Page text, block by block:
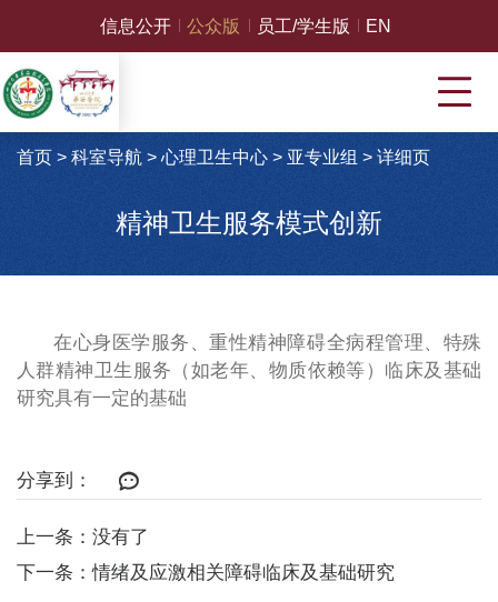
信息公开 公众版 员工/学生版 EN
首页 > 科室导航> 心理卫生中心> 亚专业组 > 详细页
精神卫生服务模式创新
在心身医学服务、重性精神障碍全病程管理、特殊
人群精神卫生服务（如老年、物质依赖等）临床及基础
研究具有一定的基础
分享到：
上一条：没有了
下一条：情绪及应激相关障碍临床及基础研究